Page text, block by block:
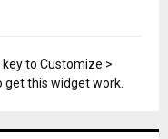
to Customize >
get this widget work.